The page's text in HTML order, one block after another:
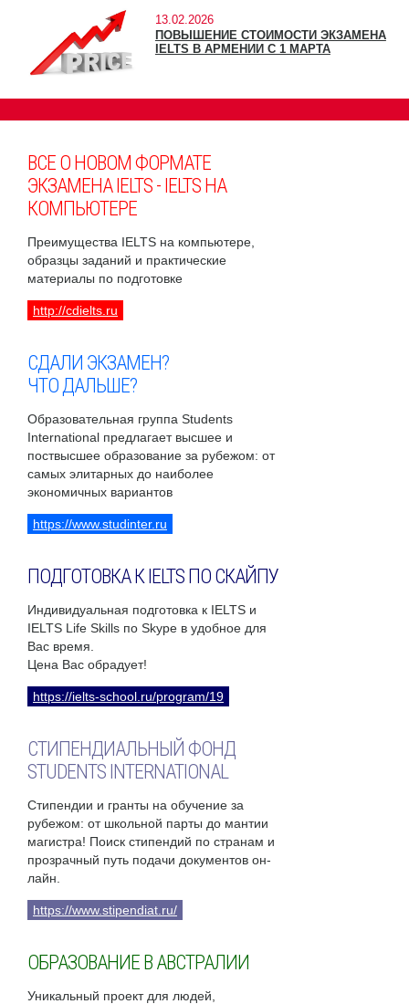
13.02.2026
ПОВЫШЕНИЕ СТОИМОСТИ ЭКЗАМЕНА
IELTS В АРМЕНИИ С 1 МАРТА
ВСЕ О НОВОМ ФОРМАТЕ
ЭКЗАМЕНА IELTS - IELTS НА
КОМПЬЮТЕРЕ
Преимущества IELTS на компьютере,
образцы заданий и практические
материалы по подготовке
http://cdielts.ru
СДАЛИ ЭКЗАМЕН?
ЧТО ДАЛЬШЕ?
Образовательная группа Students
International предлагает высшее и
поствысшее образование за рубежом: от
самых элитарных до наиболее
экономичных вариантов
https://www.studinter.ru
ПОДГОТОВКА К IELTS ПО СКАЙПУ
Индивидуальная подготовка к IELTS и
IELTS Life Skills по Skype в удобное для
Вас время.
Цена Вас обрадует!
https://ielts-school.ru/program/19
СТИПЕНДИАЛЬНЫЙ ФОНД
STUDENTS INTERNATIONAL
Стипендии и гранты на обучение за
рубежом: от школьной парты до мантии
магистра! Поиск стипендий по странам и
прозрачный путь подачи документов он-
лайн.
https://www.stipendiat.ru/
ОБРАЗОВАНИЕ В АВСТРАЛИИ
Уникальный проект для людей,